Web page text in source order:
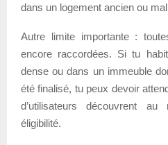
dans un logement ancien ou
Autre limite importante :
encore raccordées. Si tu
dense ou dans un immeuble
été finalisé, tu peux devoir
d’utilisateurs découvrent
éligibilité.